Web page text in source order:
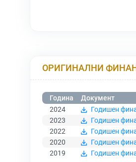
ОРИГИНАЛНИ
Година
Документ
2024
Годишен
2023
Годишен
2022
Годишен
2020
Годишен
2019
Годишен